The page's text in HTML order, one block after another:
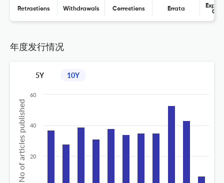
Retractions Withdrawals Corrections Errata
年度发行情况
5Y 10Y
No of articles published 20
40
60